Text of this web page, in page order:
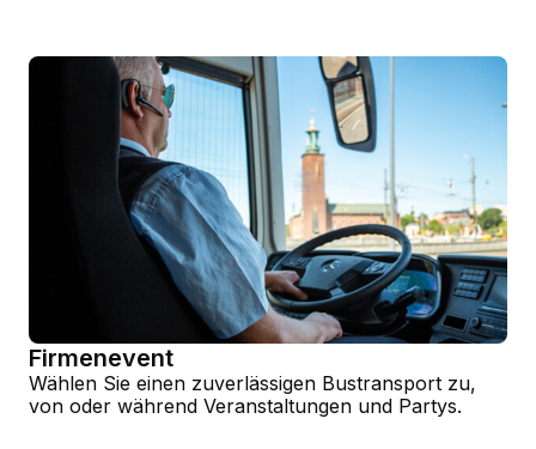
Firmenevent
Wählen Sie einen zuverlässigen Bustransport zu,
von oder während Veranstaltungen und Partys.